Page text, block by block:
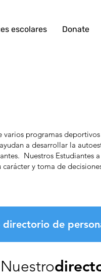
escolares Donate
programas deportivos
a desarrollar la
Nuestros Estudiantes a
y toma de
de